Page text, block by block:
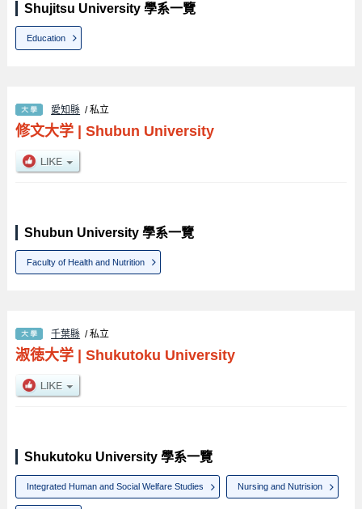
Shujitsu University 學系一覽
Education
愛知縣 / 私立
修文大学| Shubun University
Shubun University 學系一覽
Faculty of Health and Nutrition
千葉縣 / 私立
淑徳大学| Shukutoku University
Shukutoku University 學系一覽
Integrated Human and Social Welfare Studies Nursing and Nutrision